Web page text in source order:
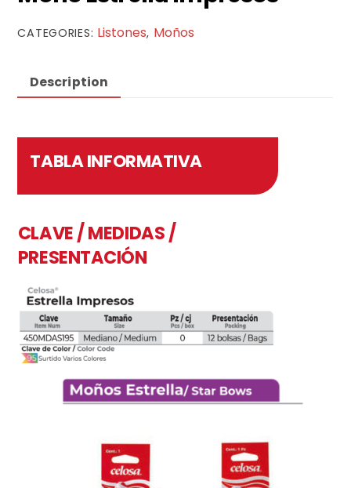
CATEGORIES: Listones, Moños
Description
TABLA INFORMATIVA
CLAVE / MEDIDAS /
PRESENTACIÓN